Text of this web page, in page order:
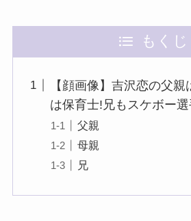
もくじ
【顔画像】吉沢恋の父
は保育士!兄もスケボー
父親
母親
兄